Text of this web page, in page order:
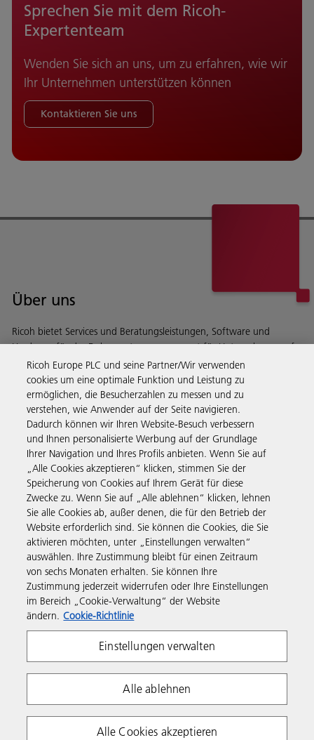
Sprechen Sie mit dem Ricoh-
Expertenteam
Wenden Sie sich an uns, um zu erfahren, wie wir
Ihr Unternehmen unterstützen können
Kontaktieren Sie uns
Über uns
Ricoh bietet Services und Beratungsleistungen, Software und
Hardware für das Dokumentenmanagement für Unternehmen auf
der ganzen Welt.
Lesen Sie mehr über unsere Geschichte und darüber, was
wir machen
Business Solutions
Produkte & Services
Support & Kontakt
Governance & Policies
Folgen Sie uns
Ricoh Europe PLC und seine Partner/Wir verwenden
cookies um eine optimale Funktion und Leistung zu
ermöglichen, die Besucherzahlen zu messen und zu
verstehen, wie Anwender auf der Seite navigieren.
Dadurch können wir Ihren Website-Besuch verbessern
und Ihnen personalisierte Werbung auf der Grundlage
Ihrer Navigation und Ihres Profils anbieten. Wenn Sie auf
„Alle Cookies akzeptieren“ klicken, stimmen Sie der
Speicherung von Cookies auf Ihrem Gerät für diese
Zwecke zu. Wenn Sie auf „Alle ablehnen“ klicken, lehnen
Sie alle Cookies ab, außer denen, die für den Betrieb der
Website erforderlich sind. Sie können die Cookies, die Sie
aktivieren möchten, unter „Einstellungen verwalten“
auswählen. Ihre Zustimmung bleibt für einen Zeitraum
von sechs Monaten erhalten. Sie können Ihre
Zustimmung jederzeit widerrufen oder Ihre Einstellungen
im Bereich „Cookie-Verwaltung“ der Website
ändern. Cookie-Richtlinie
Einstellungen verwalten
Alle ablehnen
Alle Cookies akzeptieren